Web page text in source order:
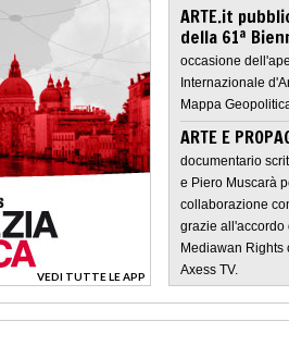
VEDI TUTTE LE APP
>
ARTE.it
della 61ª
occasione
Internazionale
Mappa
ARTE E
documentario
e Piero Muscarà
collaborazione
grazie all'accordo
Mediawan
Axess TV.